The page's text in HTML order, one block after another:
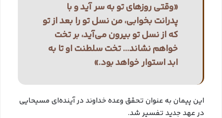
«وقتی روزهای تو به سر آید و با
پدرانت بخوابی، من نسل تو را بعد از تو
که از نسل تو بیرون می‌آید، بر تخت
خواهم نشاند… تخت سلطنت او تا به
ابد استوار خواهد بود.»
این پیمان به عنوان تحقق وعده خداوند در آینده‌ای مسیحایی
در عهد جدید تفسیر شد.